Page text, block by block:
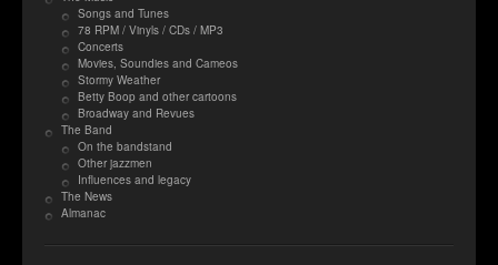
Songs and Tunes
78 RPM / Vinyls / CDs / MP3
Concerts
Movies, Soundies and Cameos
Stormy Weather
Betty Boop and other cartoons
Broadway and Revues
The Band
On the bandstand
Other jazzmen
Influences and legacy
The News
Almanac